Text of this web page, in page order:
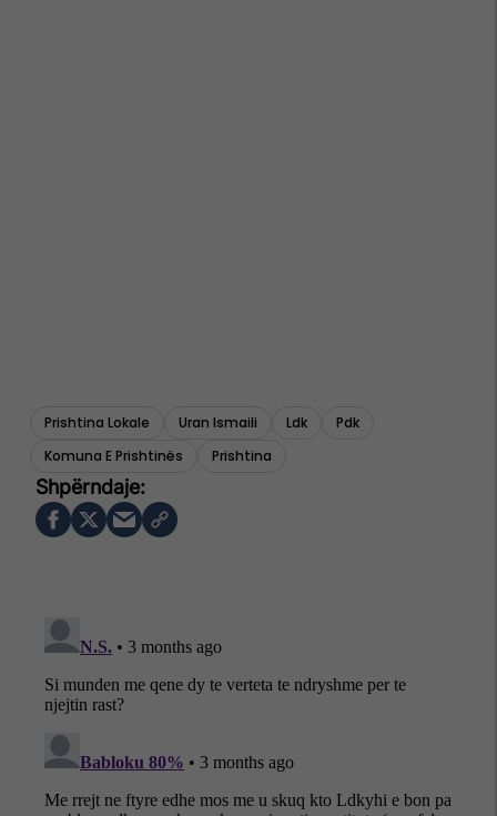
Prishtina Lokale Uran Ismaili Ldk
Pdk
Komuna E Prishtinës
Prishtina